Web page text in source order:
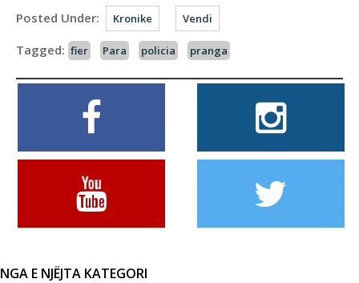
Posted Under: Kronike Vendi
Tagged: fier Para policia pranga
NGA E NJËJTA KATEGORI